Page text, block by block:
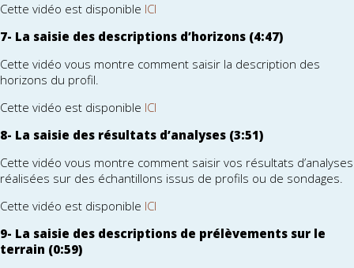
Cette vidéo est disponible ICI
7- La saisie des descriptions d’horizons (4:47)
Cette vidéo vous montre comment saisir la description des
horizons du profil.
Cette vidéo est disponible ICI
8- La saisie des résultats d’analyses (3:51)
Cette vidéo vous montre comment saisir vos résultats d’analyses
réalisées sur des échantillons issus de profils ou de sondages.
Cette vidéo est disponible ICI
9- La saisie des descriptions de prélèvements sur le
terrain (0:59)